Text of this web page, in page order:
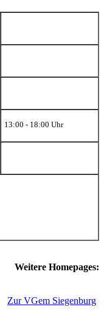
13:00 - 18:00 Uhr
Weitere Homepages:
Zur VGem Siegenburg